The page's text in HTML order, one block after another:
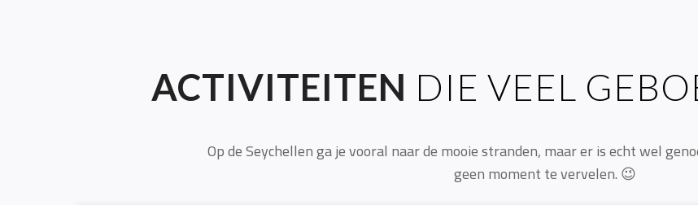
ACTIVITEITEN DIE VEEL
Op de Seychellen ga je vooral naar de mooie stranden, maar er is echt wel
geen moment te vervelen. 😉